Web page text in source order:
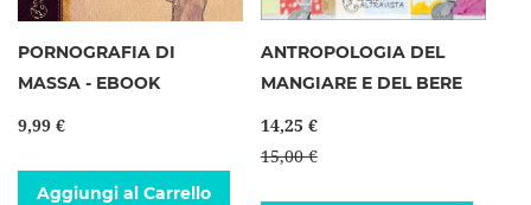
PORNOGRAFIA DI
MASSA - EBOOK
9,99 €
Aggiungi al Carrello
ANTROPOLOGIA DEL
MANGIARE E DEL BERE
14,25 €
15,00 €